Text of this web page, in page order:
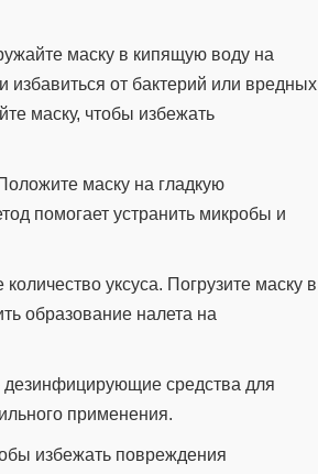
маску в кипящую воду на
избавиться от бактерий или вредных
маску, чтобы избежать
маску на гладкую
помогает устранить микробы и
уксуса. Погрузите маску в
образование налета на
средства для
применения.
избежать повреждения